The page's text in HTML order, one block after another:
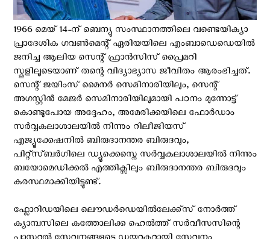
1966 മെയ് 14-ന് ബെന്യു സംസ്ഥാനത്തിലെ വണ്ടെയിക്യാ
പ്രാദേശിക ഗവണ്‍മെന്റ് ഏരിയയിലെ എംബാഡെഡെയില്‍
ജനിച്ച ആലിയ സെന്റ്‌ ഫ്രാന്‍സിസ് പ്രൈമറി
സ്കൂളിലൂടെയാണ് തന്റെ വിദ്യാഭ്യാസ ജീവിതം ആരംഭിച്ചത്.
സെന്റ്‌ ജയിംസ് മൈനര്‍ സെമിനാരിയിലും, സെന്റ്‌
അഗസ്റ്റിന്‍ മേജര്‍ സെമിനാരിയിലുമായി പഠനം മുന്നോട്ട്
കൊണ്ടുപോയ അദ്ദേഹം, അമേരിക്കയിലെ ഫോര്‍ഡാം
സര്‍വ്വകലാശാലയില്‍ നിന്നും റിലീജിയസ്
എജ്യൂക്കേഷനില്‍ ബിരുദാനന്തര ബിരുദവും,
പിറ്റ്സ്ബര്‍ഗിലെ ഡ്യൂക്കെസ്നെ സര്‍വ്വകലാശാലയില്‍ നിന്നും
ബയോമെഡിക്കല്‍ എത്തിക്സിലും ബിരുദാനന്തര ബിരുദവും
കരസ്ഥമാക്കിയിട്ടുണ്ട്.
ഫ്ലോറിഡയിലെ ലൌഡര്‍ഡെയില്‍ലേക്ക്സ് നോര്‍ത്ത്
ക്യാമ്പസിലെ കത്തോലിക്ക ഹെല്‍ത്ത് സര്‍വീസസിന്റെ